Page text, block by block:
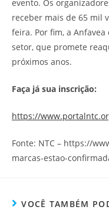
evento. Os
receber mais de 65 mil
feira. Por fim, a
setor, que promete
próximos anos.
Faça já sua inscrição:
https://
Fonte: NTC – https://
marcas-estao-
VOCÊ TAMBÉM